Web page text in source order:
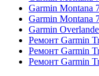
Garmin Montana
Garmin Montana
Garmin
Ремонт Garmin
Ремонт Garmin
Ремонт Garmin